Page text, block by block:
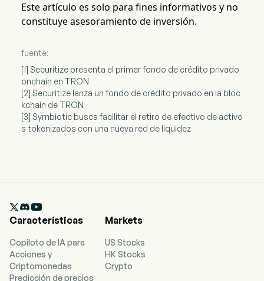
Este artículo es solo para fines informativos y no
constituye asesoramiento de inversión.
fuente:
[1] Securitize presenta el primer fondo de crédito privado
onchain en TRON
[2] Securitize lanza un fondo de crédito privado en la bloc
kchain de TRON
[3] Symbiotic busca facilitar el retiro de efectivo de activo
s tokenizados con una nueva red de liquidez

Características
Copiloto de IA para
Acciones y
Criptomonedas
Predicción de precios
Markets
US Stocks
HK Stocks
Crypto